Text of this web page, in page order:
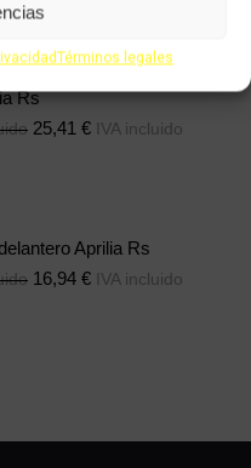
Términos legales
Rs
25,41 € IVA incluido
Aprilia Rs
16,94 € IVA incluido